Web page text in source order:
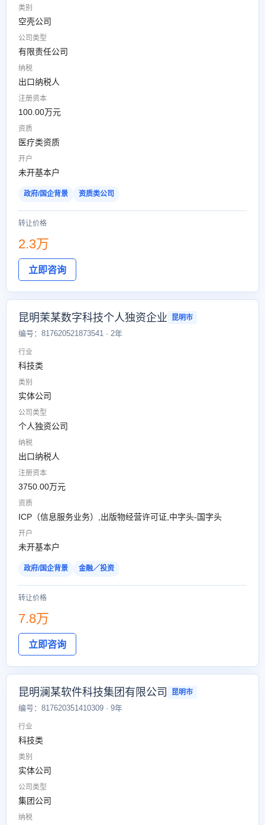
类别
空壳公司
公司类型
有限责任公司
纳税
出口纳税人
注册资本
100.00万元
资质
医疗类资质
开户
未开基本户
政府/国企背景 资质类公司
转让价格
2.3万
立即咨询
昆明茉某数字科技个人独资企业 昆明市
编号：817620521873541 · 2年
行业
科技类
类别
实体公司
公司类型
个人独资公司
纳税
出口纳税人
注册资本
3750.00万元
资质
ICP（信息服务业务）,出版物经营许可证,中字头-国字头
开户
未开基本户
政府/国企背景 金融／投资
转让价格
7.8万
立即咨询
昆明澜某软件科技集团有限公司 昆明市
编号：817620351410309 · 9年
行业
科技类
类别
实体公司
公司类型
集团公司
纳税